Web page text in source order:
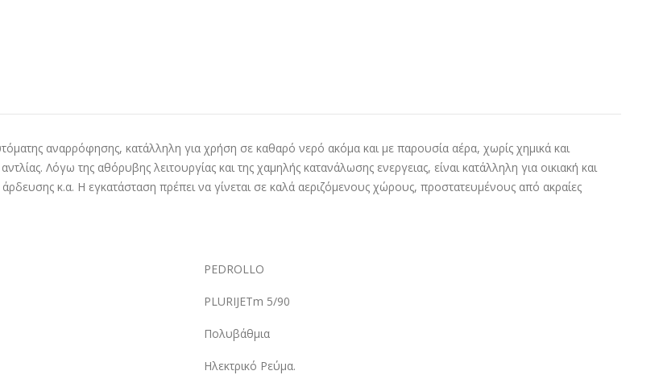
αναρρόφησης, κατάλληλη για χρήση σε καθαρό νερό ακόμα και με παρουσία αέρα, χωρίς χημικά και
Λόγω της αθόρυβης λειτουργίας και της χαμηλής κατανάλωσης ενεργειας, είναι κατάλληλη για οικιακή και
κ.α. Η εγκατάσταση πρέπει να γίνεται σε καλά αεριζόμενους χώρους, προστατευμένους από ακραίες
PEDROLLO
PLURIJETm 5/90
Πολυβάθμια
Ηλεκτρικό Ρεύμα.